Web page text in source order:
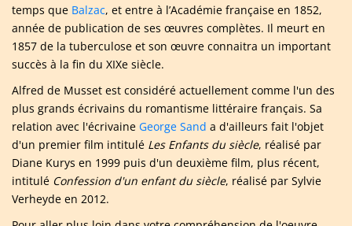
temps que Balzac, et entre à l’Académie française en 1852,
année de publication de ses œuvres complètes. Il meurt en
1857 de la tuberculose et son œuvre connaitra un important
succès à la fin du XIXe siècle.
Alfred de Musset est considéré actuellement comme l'un des
plus grands écrivains du romantisme littéraire français. Sa
relation avec l'écrivaine George Sand a d'ailleurs fait l'objet
d'un premier film intitulé Les Enfants du siècle, réalisé par
Diane Kurys en 1999 puis d'un deuxième film, plus récent,
intitulé Confession d'un enfant du siècle, réalisé par Sylvie
Verheyde en 2012.